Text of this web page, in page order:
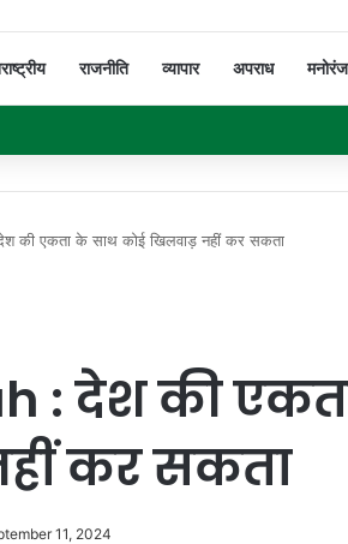
राजनीति व्यापार अपराध
की एकता के साथ कोई खिलवाड़ नहीं कर सकता
: देश की
कर सकता
11, 2024